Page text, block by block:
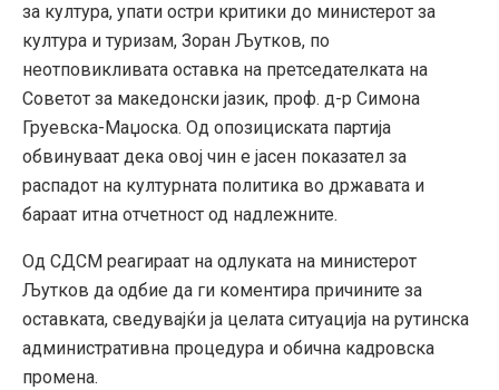
за култура, упати остри критики до министерот за
култура и туризам, Зоран Љутков, по
неотповикливата оставка на претседателката на
Советот за македонски јазик, проф. д-р Симона
Груевска-Маџоска. Од опозициската партија
обвинуваат дека овој чин е јасен показател за
распадот на културната политика во државата и
бараат итна отчетност од надлежните.
Од СДСМ реагираат на одлуката на министерот
Љутков да одбие да ги коментира причините за
оставката, сведувајќи ја целата ситуација на рутинска
административна процедура и обична кадровска
промена.